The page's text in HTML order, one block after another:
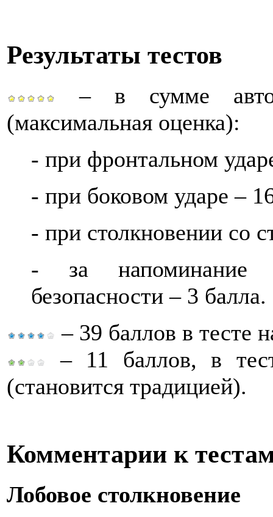
Результаты тестов
– в сумме
(максимальная оценка):
- при фронтальном
- при боковом ударе –
- при столкновении со
- за напоминание
безопасности – 3 балла.
– 39 баллов в тесте
– 11 баллов, в
(становится традицией).
Комментарии к
Лобовое столкновение